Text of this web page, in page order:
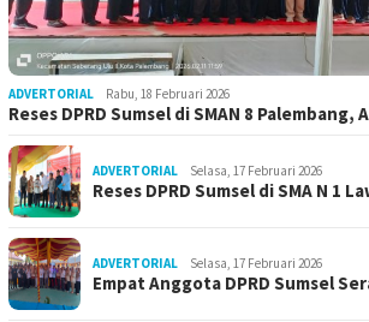
ADVERTORIAL Rabu, 18 Februari 2026
Reses DPRD Sumsel di SMAN 8 Palembang,
ADVERTORIAL Selasa, 17 Februari 2026
Reses DPRD Sumsel di SMA N 1
ADVERTORIAL Selasa, 17 Februari 2026
Empat Anggota DPRD Sumsel